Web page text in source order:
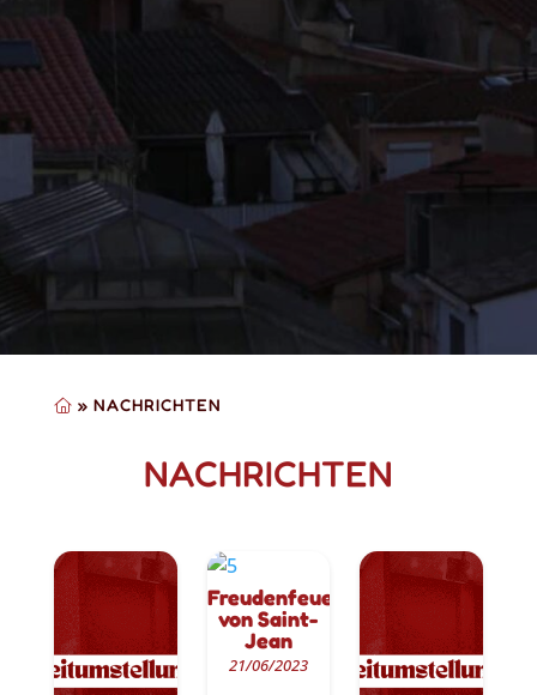
» NACHRICHTEN
NACHRICHTEN
Freudenfeuer
von Saint-
Jean
21/06/2023